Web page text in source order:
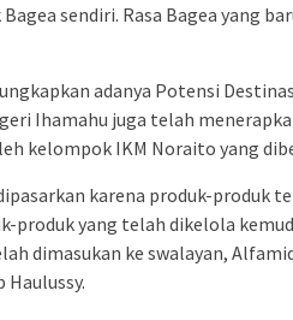
sendiri. Rasa Bagea yang
adanya Potensi
Ihamahu juga telah
kelompok IKM Noraito yang
karena produk-produk
produk yang telah dikelola
dimasukan ke swalayan,
Haulussy.